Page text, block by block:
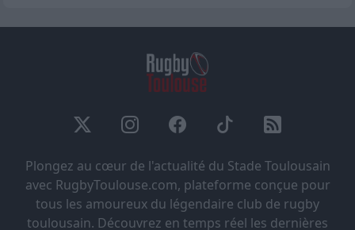
Plongez au cœur de l'actualité du Stade Toulousain
avec RugbyToulouse.com, plateforme conçue pour
tous les amoureux du légendaire club de rugby
toulousain. Découvrez en temps réel les dernières